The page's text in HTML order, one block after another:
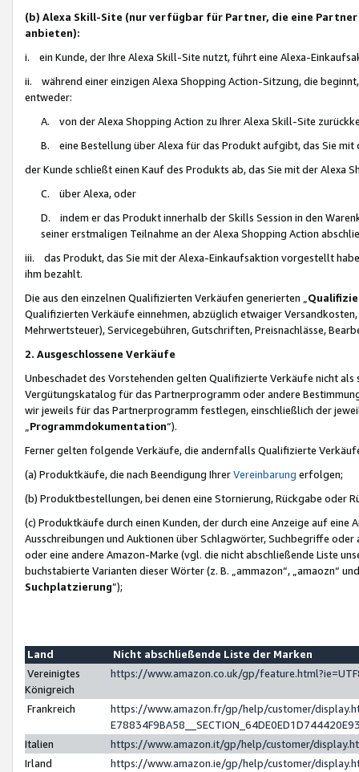
(b) Alexa Skill-Site (nur verfügbar für Partner, die eine
anbieten):
i. ein Kunde, der Ihre Alexa Skill-Site nutzt, führt eine Alexa-
ii. während einer einzigen Alexa Shopping Action-Sitzung, die
entweder:
A. von der Alexa Shopping Action zu Ihrer Alexa Skill-Site
B. eine Bestellung über Alexa für das Produkt aufgibt, das Sie mit
der Kunde schließt einen Kauf des Produkts ab, das Sie mit der Alexa
C. über Alexa, oder
D. indem er das Produkt innerhalb der Skills Session in den
seiner erstmaligen Teilnahme an der Alexa Shopping Action
iii. das Produkt, das Sie mit der Alexa-Einkaufsaktion vorgestellt
ihm bezahlt.
Die aus den einzelnen Qualifizierten Verkäufen generierten „
Qualifizierten Verkäufe einnehmen, abzüglich etwaiger
Mehrwertsteuer), Servicegebühren, Gutschriften, Preisnachlässe,
2. Ausgeschlossene Verkäufe
Unbeschadet des Vorstehenden gelten Qualifizierte Verkäufe nicht
Vergütungskatalog für das Partnerprogramm oder andere
wir jeweils für das Partnerprogramm festlegen, einschließlich der
Programmdokumentation“).
Ferner gelten folgende Verkäufe, die andernfalls Qualifizierte
(a) Produktkäufe, die nach Beendigung IhrerVereinbarung erfolgen;
(b) Produktbestellungen, bei denen eine Stornierung, Rückgabe oder
(c) Produktkäufe durch einen Kunden, der durch eine Anzeige auf
Ausschreibungen und Auktionen über Schlagwörter, Suchbegriffe
oder eine andere Amazon-Marke (vgl. die nicht abschließende Liste
buchstabierte Varianten dieser Wörter (z. B. „ammazon“, „amaozn“
Suchplatzierung”);
Land
Nicht abschließende Liste der Marken
Vereinigtes
Königreich
https://www.amazon.co.uk/gp/
Frankreich
https://www.amazon.fr/gp/help/customer/
Italien
https://www.amazon.it/gp/help/customer/
Irland
https://www.amazon.ie/gp/help/customer/